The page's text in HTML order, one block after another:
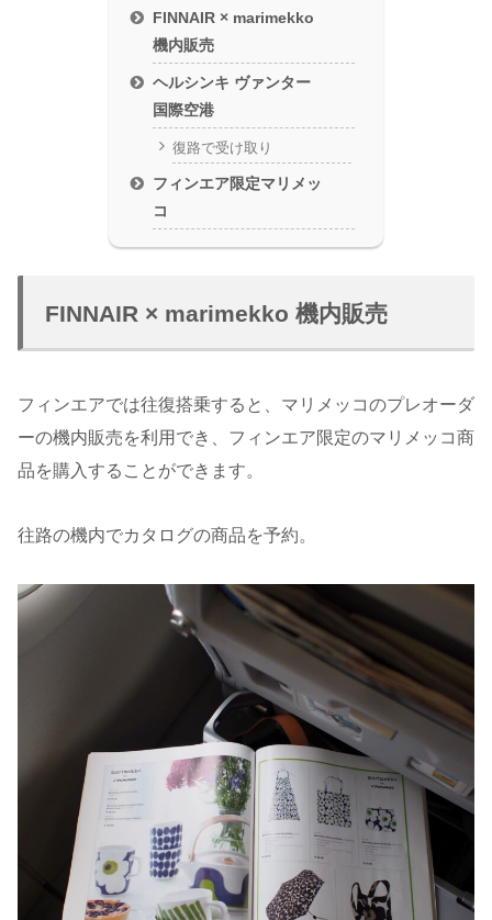
FINNAIR × marimekko
機内販売
ヘルシンキ ヴァンター
国際空港
復路で受け取り
フィンエア限定マリメッ
コ
FINNAIR × marimekko 機内販売
フィンエアでは往復搭乗すると、マリメッコのプレオーダ
ーの機内販売を利用でき、フィンエア限定のマリメッコ商
品を購入することができます。
往路の機内でカタログの商品を予約。